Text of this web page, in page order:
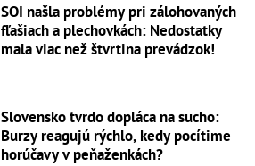
SOI našla problémy pri zálohovaných
fľašiach a plechovkách: Nedostatky
mala viac než štvrtina prevádzok!
Slovensko tvrdo dopláca na sucho:
Burzy reagujú rýchlo, kedy pocítime
horúčavy v peňaženkách?